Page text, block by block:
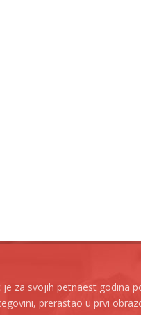
je za svojih petnaest godina
prerastao u prvi